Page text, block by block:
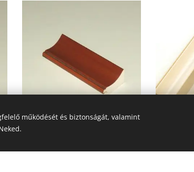
működését és biztonságát, valamint